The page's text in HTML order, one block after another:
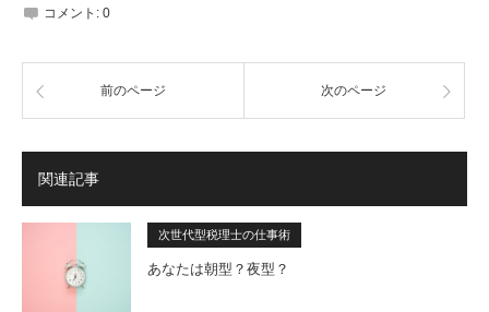
コメント: 0
前のページ 次のページ
関連記事
次世代型税理士の仕事術
あなたは朝型？夜型？